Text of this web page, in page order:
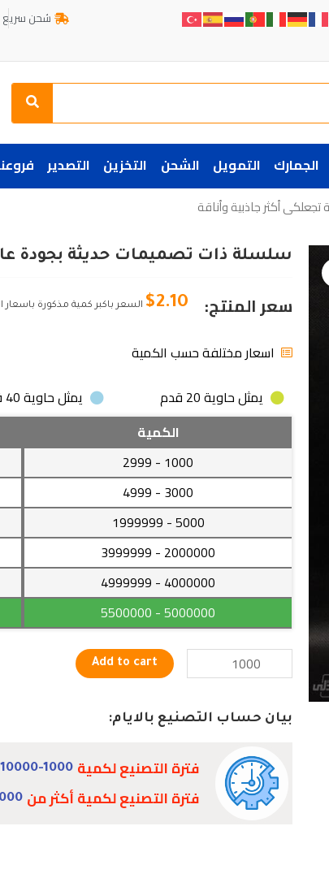
شحن سريع
الجمارك التمويل الشحن التخزين التصدير
أكثر جاذبية وأناقة
سلسلة ذات تصميمات حديثة بجودة
سعر المنتج: $2.10 السعر باكبر كمية مذكورة باسعار
اسعار مختلفة حسب الكمية
يمثل حاوية 20 قدم
يمثل حاوية 40 قدم
الكمية
1000
- 2999
3000
- 4999
5000
- 1999999
2000000
- 3999999
4000000
- 4999999
5000000
- 5500000
سلسلة
ذات
حديثة
بجودة
تجعلكى
أكثر
quantity
Add to cart
بيان حساب التصنيع بالايام:
فترة التصنيع لكمية 10000-1000
فترة التصنيع لكمية أكثر من